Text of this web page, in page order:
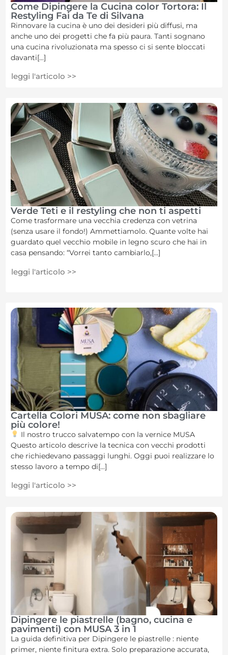
Come Dipingere la Cucina color Tortora: Il
Restyling Fai da Te di Silvana
Rinnovare la cucina è uno dei desideri più diffusi, ma
anche uno dei progetti che fa più paura. Tanti sognano
una cucina rivoluzionata ma spesso ci si sente bloccati
davanti[...]
leggi l'articolo >>
Verde Teti e il restyling che non ti aspetti
Come trasformare una vecchia credenza con vetrina
(senza usare il fondo!) Ammettiamolo. Quante volte hai
guardato quel vecchio mobile in legno scuro che hai in
casa pensando: “Vorrei tanto cambiarlo,[...]
leggi l'articolo >>
Cartella Colori MUSA: come non sbagliare
più colore!
Il nostro trucco salvatempo con la vernice MUSA
Questo articolo descrive la tecnica con vecchi prodotti
che richiedevano passaggi lunghi. Oggi puoi realizzare lo
stesso lavoro a tempo di[...]
leggi l'articolo >>
Dipingere le piastrelle (bagno, cucina e
pavimenti) con MUSA 3 in 1
La guida definitiva per Dipingere le piastrelle : niente
primer, niente finitura extra. Solo preparazione accurata,